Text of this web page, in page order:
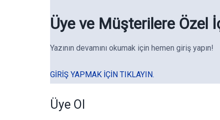
Üye ve Müşterilere Özel
Yazının devamını okumak için hemen giriş yapın!
GIRIŞ YAPMAK IÇIN TIKLAYIN.
Üye Ol